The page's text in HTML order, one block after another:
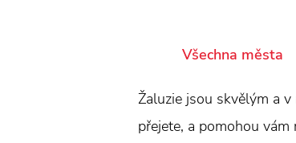
Všechna města
Žaluzie jsou skvělým a
přejete, a pomohou